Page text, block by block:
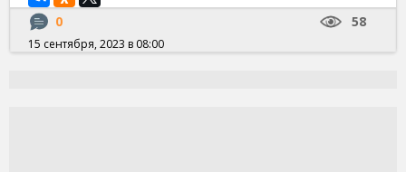
0 58
15 сентября, 2023 в 08:00